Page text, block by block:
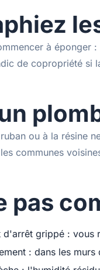
à éponger
de copropriété si
ou à la résine
communes
pas
grippé : vous
: dans les